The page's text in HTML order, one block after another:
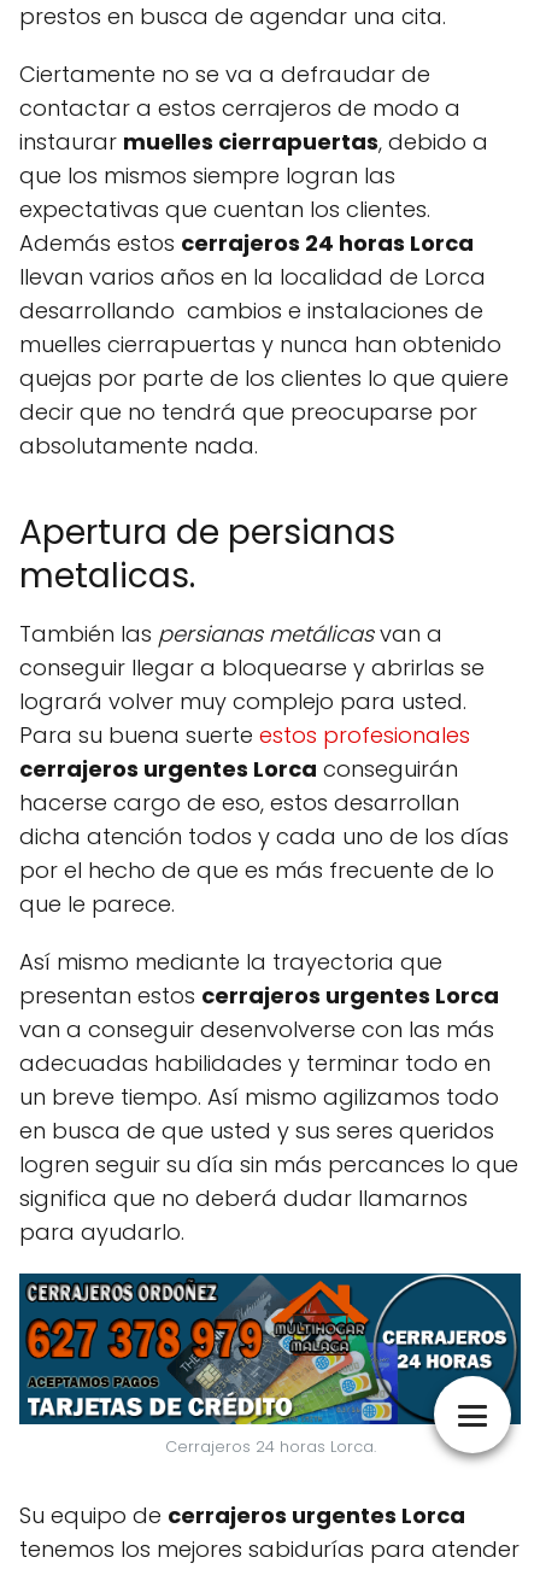
prestos en busca de agendar una cita.
Ciertamente no se va a defraudar de
contactar a estos cerrajeros de modo a
instaurar muelles cierrapuertas, debido a
que los mismos siempre logran las
expectativas que cuentan los clientes.
Además estos cerrajeros 24 horas Lorca
llevan varios años en la localidad de Lorca
desarrollando cambios e instalaciones de
muelles cierrapuertas y nunca han obtenido
quejas por parte de los clientes lo que quiere
decir que no tendrá que preocuparse por
absolutamente nada.
Apertura de persianas
metalicas.
También las persianas metálicasvan a
conseguir llegar a bloquearse y abrirlas se
logrará volver muy complejo para usted.
Para su buena suerte estos profesionales
cerrajeros urgentes Lorca conseguirán
hacerse cargo de eso, estos desarrollan
dicha atención todos y cada uno de los días
por el hecho de que es más frecuente de lo
que le parece.
Así mismo mediante la trayectoria que
presentan estos cerrajeros urgentes Lorca
van a conseguir desenvolverse con las más
adecuadas habilidades y terminar todo en
un breve tiempo. Así mismo agilizamos todo
en busca de que usted y sus seres queridos
logren seguir su día sin más percances lo que
significa que no deberá dudar llamarnos
para ayudarlo.
Cerrajeros 24 horas Lorca.
Su equipo de cerrajeros urgentes Lorca
tenemos los mejores sabidurías para atender